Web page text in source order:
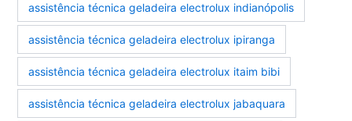
assistência técnica geladeira electrolux indianópolis
assistência técnica geladeira electrolux ipiranga
assistência técnica geladeira electrolux itaim bibi
assistência técnica geladeira electrolux jabaquara